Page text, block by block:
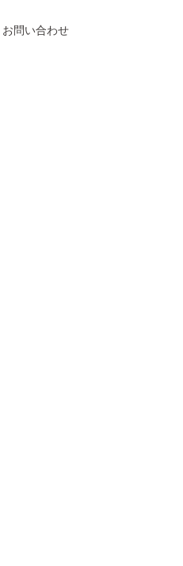
お問い合わせ